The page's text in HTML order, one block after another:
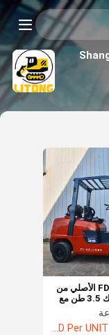
طراز تويوتا FD35 الأصلي من
طراز فولك فولك 3.5 طن مع